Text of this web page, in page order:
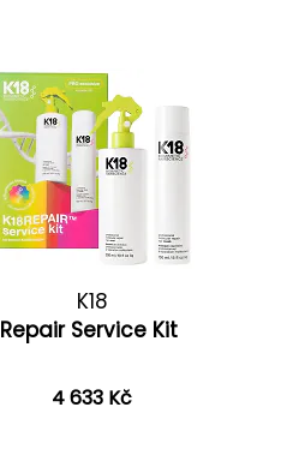
K18
Repair Service Kit
4 633 Kč